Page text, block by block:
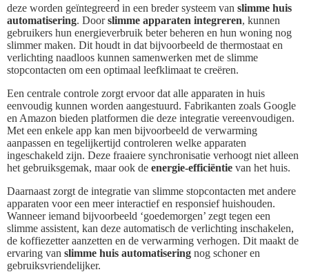
deze worden geïntegreerd in een breder systeem van slimme huis
automatisering. Doorslimme apparaten integreren, kunnen
gebruikers hun energieverbruik beter beheren en hun woning nog
slimmer maken. Dit houdt in dat bijvoorbeeld de thermostaat en
verlichting naadloos kunnen samenwerken met de slimme
stopcontacten om een optimaal leefklimaat te creëren.
Een centrale controle zorgt ervoor dat alle apparaten in huis
eenvoudig kunnen worden aangestuurd. Fabrikanten zoals Google
en Amazon bieden platformen die deze integratie vereenvoudigen.
Met een enkele app kan men bijvoorbeeld de verwarming
aanpassen en tegelijkertijd controleren welke apparaten
ingeschakeld zijn. Deze fraaiere synchronisatie verhoogt niet alleen
het gebruiksgemak, maar ook de energie-efficiëntie van het huis.
Daarnaast zorgt de integratie van slimme stopcontacten met andere
apparaten voor een meer interactief en responsief huishouden.
Wanneer iemand bijvoorbeeld ‘goedemorgen’ zegt tegen een
slimme assistent, kan deze automatisch de verlichting inschakelen,
de koffiezetter aanzetten en de verwarming verhogen. Dit maakt de
ervaring van slimme huis automatisering nog schoner en
gebruiksvriendelijker.